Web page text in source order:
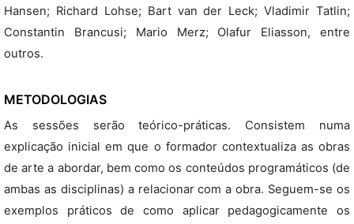
Hansen; Richard Lohse; Bart van der Leck; Vladimir Tatlin;
Constantin Brancusi; Mario Merz; Olafur Eliasson, entre
outros.
METODOLOGIAS
As sessões serão teórico-práticas. Consistem numa
explicação inicial em que o formador contextualiza as obras
de arte a abordar, bem como os conteúdos programáticos (de
ambas as disciplinas) a relacionar com a obra. Seguem-se os
exemplos práticos de como aplicar pedagogicamente os